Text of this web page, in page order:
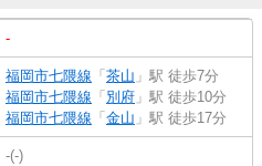
-
福岡市七隈線 「 茶山 」駅 徒歩7分
福岡市七隈線 「 別府 」駅 徒歩10分
福岡市七隈線 「 金山 」駅 徒歩17分
-(-)